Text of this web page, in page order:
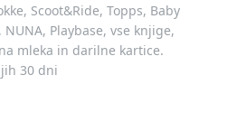
Scoot&Ride, Topps, Baby
NUNA, Playbase, vse knjige,
mleka in darilne kartice.
30 dni